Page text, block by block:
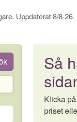
Uppdaterat 8/8-26.
Så
Klicka
priset